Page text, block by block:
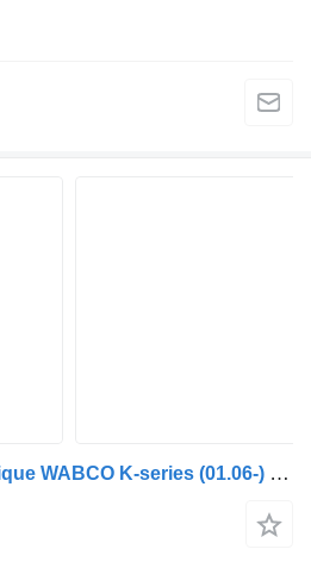
Accumulateur énergétique WABCO K-series (01.06-) 9254813130 pour Scania K,N,F-series bus (2006-)